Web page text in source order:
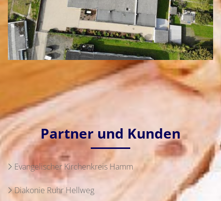
Partner und Kunden
Evangelischer Kirchenkreis Hamm
Diakonie Ruhr Hellweg